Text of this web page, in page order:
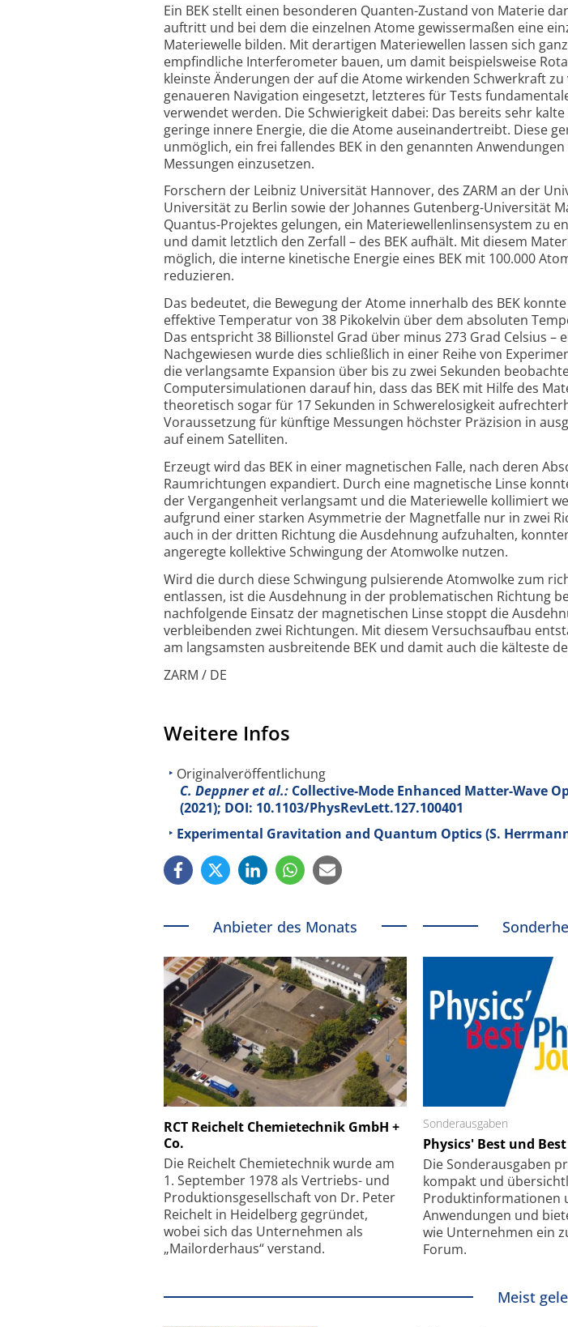
Ein BEK stellt einen besonderen Quanten-Zustand von Materie
auftritt und bei dem die einzelnen Atome gewissermaßen eine
Materiewelle bilden. Mit derartigen Materiewellen lassen sich
empfindliche Interferometer bauen, um damit beispielsweise
kleinste Änderungen der auf die Atome wirkenden Schwerkraft
genaueren Navigation eingesetzt, letzteres für Tests
verwendet werden. Die Schwierigkeit dabei: Das bereits sehr
geringe innere Energie, die die Atome auseinandertreibt. Diese
unmöglich, ein frei fallendes BEK in den genannten
Messungen einzusetzen.
Forschern der Leibniz Universität Hannover, des ZARM an der
Universität zu Berlin sowie der Johannes Gutenberg-Universität
Quantus-Projektes gelungen, ein Materiewellen­linsensystem zu
und damit letztlich den Zerfall – des BEK aufhält. Mit diesem
möglich, die interne kinetische Energie eines BEK mit 100.000
reduzieren.
Das bedeutet, die Bewegung der Atome innerhalb des BEK
effektive Temperatur von 38 Pikokelvin über dem absoluten
Das entspricht 38 Billionstel Grad über minus 273 Grad Celsius –
Nachgewiesen wurde dies schließlich in einer Reihe von
die verlangsamte Expansion über bis zu zwei Sekunden
Computersimulationen darauf hin, dass das BEK mit Hilfe des
theoretisch sogar für 17 Sekunden in Schwerelosigkeit
Voraussetzung für künftige Messungen höchster Präzision in
auf einem Satelliten.
Erzeugt wird das BEK in einer magnetischen Falle, nach deren
Raumrichtungen expandiert. Durch eine magnetische Linse
der Vergangenheit verlangsamt und die Materie­welle kollimiert
aufgrund einer starken Asymmetrie der Magnetfalle nur in zwei
auch in der dritten Richtung die Ausdehnung aufzuhalten,
angeregte kollektive Schwingung der Atomwolke nutzen.
Wird die durch diese Schwingung pulsierende Atomwolke zum
entlassen, ist die Ausdehnung in der problematischen Richtung
nachfolgende Einsatz der magnetischen Linse stoppt die
verbleibenden zwei Richtungen. Mit diesem Versuchsaufbau
am langsamsten ausbreitende BEK und damit auch die kälteste
ZARM / DE
Weitere Infos
Originalveröffentlichung
C. Deppner et al.: Collective-Mode Enhanced Matter-Wave
(2021); DOI: 10.1103/PhysRevLett.127.100401
Experimental Gravitation and Quantum Optics (S.
Anbieter des Monats
RCT Reichelt Chemietechnik GmbH +
Co.
Die Reichelt Chemietechnik wurde am
1. September 1978 als Vertriebs- und
Produktionsgesellschaft von Dr. Peter
Reichelt in Heidelberg gegründet,
wobei sich das Unternehmen als
„Mailorderhaus“ verstand.
Sonderausgaben
Physics' Best und
Die Sonder­ausgaben
kompakt und
Produkt­informationen
Anwendungen und
wie Unternehmen ein
Forum.
Schäfter + Kirchhoff GmbH
Feinfokussierungsmechanismus
Meist